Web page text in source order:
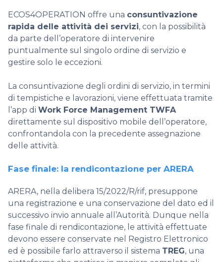
ECOS4OPERATION offre una consuntivazione
rapida delle attività dei servizi, con la possibilità
da parte dell’operatore di intervenire
puntualmente sul singolo ordine di servizio e
gestire solo le eccezioni.
La consuntivazione degli ordini di servizio, in termini
di tempistiche e lavorazioni, viene effettuata tramite
l’app di Work Force Management TWFA
direttamente sul dispositivo mobile dell’operatore,
confrontandola con la precedente assegnazione
delle attività.
Fase finale: la rendicontazione per ARERA
ARERA, nella delibera 15/2022/R/rif, presuppone
una registrazione e una conservazione del dato ed il
successivo invio annuale all’Autorità. Dunque nella
fase finale di rendicontazione, le attività effettuate
devono essere conservate nel Registro Elettronico
ed è possibile farlo attraverso il sistema TREG, una